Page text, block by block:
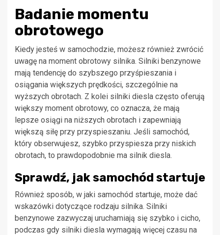
Badanie momentu
obrotowego
Kiedy jesteś w samochodzie, możesz również zwrócić
uwagę na moment obrotowy silnika. Silniki benzynowe
mają tendencję do szybszego przyśpieszania i
osiągania większych prędkości, szczególnie na
wyższych obrotach. Z kolei silniki diesla często oferują
większy moment obrotowy, co oznacza, że mają
lepsze osiągi na niższych obrotach i zapewniają
większą siłę przy przyspieszaniu. Jeśli samochód,
który obserwujesz, szybko przyspiesza przy niskich
obrotach, to prawdopodobnie ma silnik diesla.
Sprawdź, jak samochód startuje
Również sposób, w jaki samochód startuje, może dać
wskazówki dotyczące rodzaju silnika. Silniki
benzynowe zazwyczaj uruchamiają się szybko i cicho,
podczas gdy silniki diesla wymagają więcej czasu na